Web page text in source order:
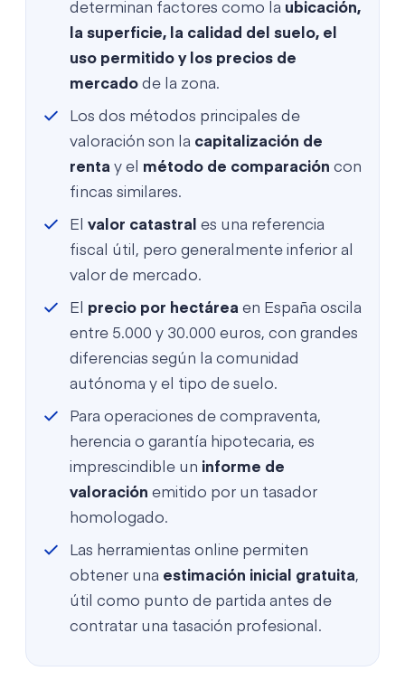
determinan factores como la ubicación,
la superficie, la calidad del suelo, el
uso permitido y los precios de
mercado de la zona.
Los dos métodos principales de
valoración son la capitalización de
renta y el método de comparación con
fincas similares.
El valor catastral es una referencia
fiscal útil, pero generalmente inferior al
valor de mercado.
El precio por hectárea en España oscila
entre 5.000 y 30.000 euros, con grandes
diferencias según la comunidad
autónoma y el tipo de suelo.
Para operaciones de compraventa,
herencia o garantía hipotecaria, es
imprescindible un informe de
valoración emitido por un tasador
homologado.
Las herramientas online permiten
obtener una estimación inicial gratuita,
útil como punto de partida antes de
contratar una tasación profesional.